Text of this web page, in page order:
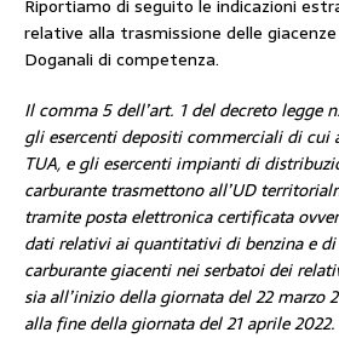
Riportiamo di seguito le indicazioni
relative alla trasmissione delle
Doganali di competenza.
Il comma 5 dell’art. 1 del decreto legge
gli esercenti depositi commerciali di cui
TUA, e gli esercenti impianti di
carburante trasmettono all’UD
tramite posta elettronica certificata
dati relativi ai quantitativi di benzina e
carburante giacenti nei serbatoi dei
sia all’inizio della giornata del 22 marzo
alla fine della giornata del 21 aprile 2022.